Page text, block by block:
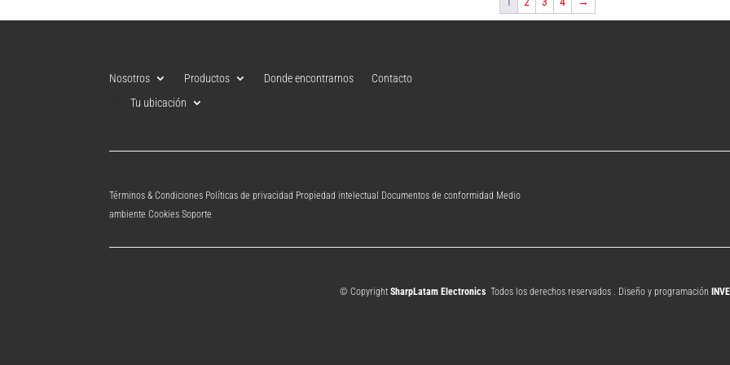
Nosotros Productos Donde encontrarnos
Contacto
Tu ubicación
Términos & Condiciones Políticas de privacidad Propiedad intelectual Documentos de conformidad Medio
ambiente Cookies Soporte
© Copyright SharpLatam Electronics Todos los derechos reservados . Diseño y programación